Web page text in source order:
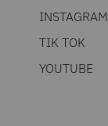
INSTAGRAM
TIK TOK
YOUTUBE